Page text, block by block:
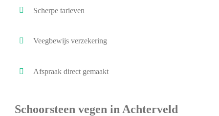
Scherpe tarieven
Veegbewijs verzekering
Afspraak direct gemaakt
Schoorsteen vegen in Achterveld